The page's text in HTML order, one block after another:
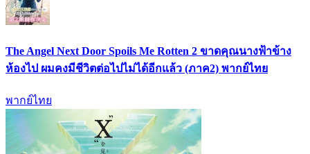
The Angel Next Door Spoils Me Rotten 2 ขาดคุณนางฟ้าข้าง
ห้องไป ผมคงมีชีวิตต่อไปไม่ได้อีกแล้ว (ภาค2) พากย์ไทย
พากย์ไทย